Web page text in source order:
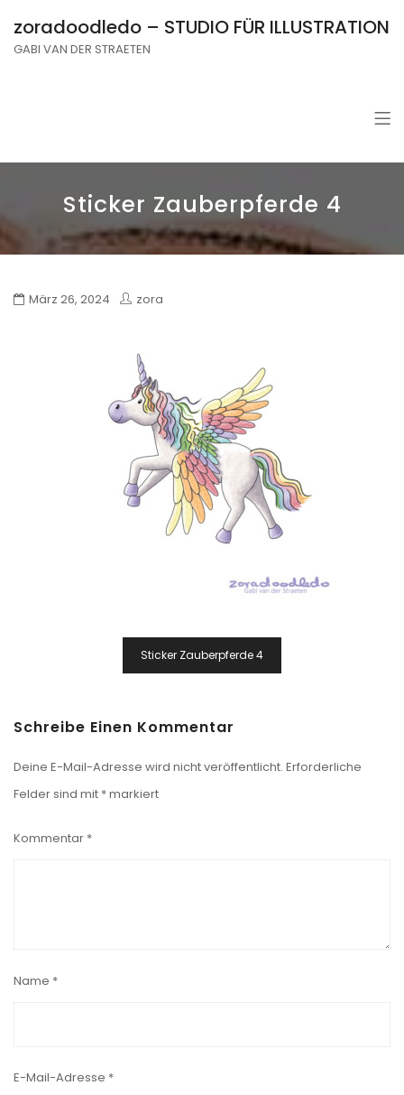
zoradoodledo – STUDIO FÜR ILLUSTRATION
GABI VAN DER STRAETEN
Sticker Zauberpferde 4
März 26, 2024 zora
BeitragsnavigationSticker Zauberpferde 4
Schreibe Einen Kommentar
Deine E-Mail-Adresse wird nicht veröffentlicht. Erforderliche
Felder sind mit *markiert
Kommentar *
Name *
E-Mail-Adresse *